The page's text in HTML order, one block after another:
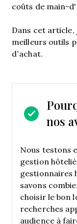
coûts de main-
Dans cet
meilleurs outils
d’achat.
nos
Nous testons
gestion
gestionnaires
savons
choisir le bon
recherches
audience à